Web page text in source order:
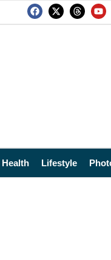
Health Lifestyle